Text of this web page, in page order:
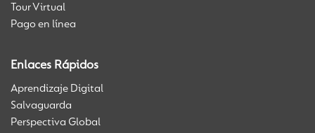
Tour Virtual
Pago en línea
Enlaces Rápidos
Aprendizaje Digital
Salvaguarda
Perspectiva Global